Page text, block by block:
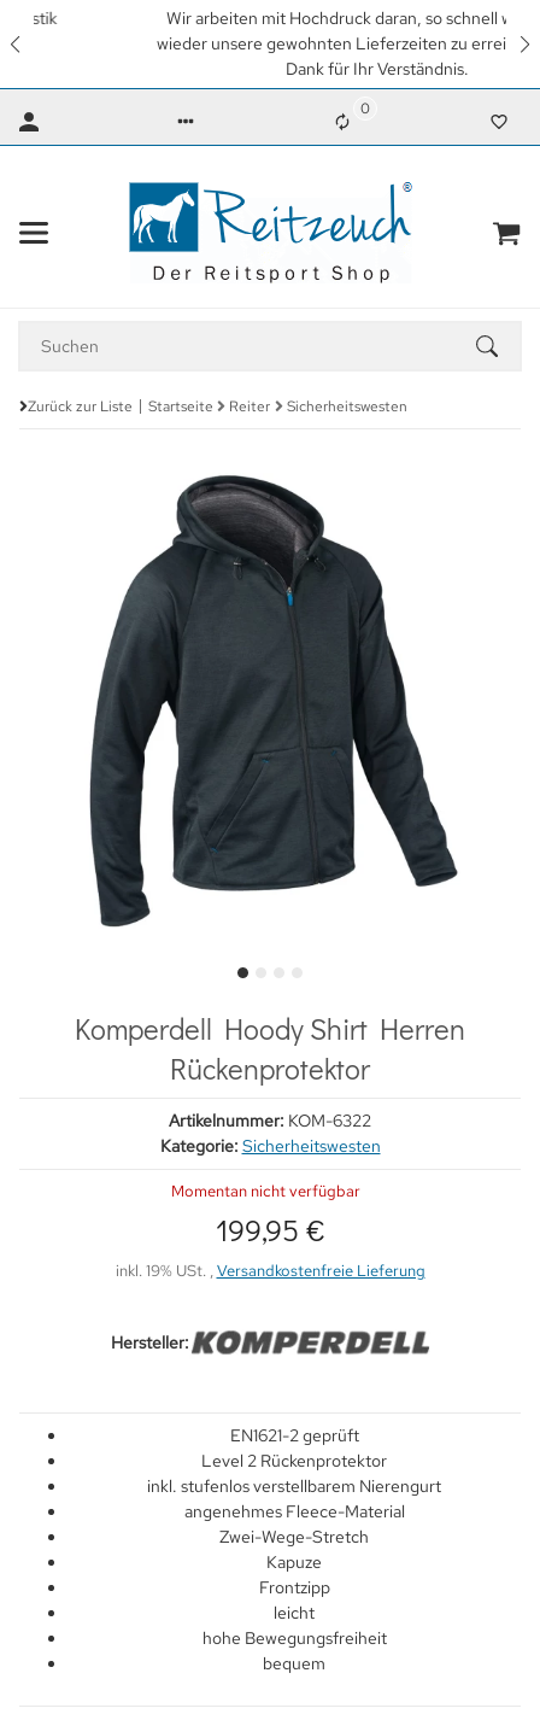
Wir arbeiten mit Hochdruck daran, so schnell wie möglich
wieder unsere gewohnten Lieferzeiten zu erreichen. Vielen
Dank für Ihr Verständnis.
0
Zurück zur Liste Startseite Reiter Sicherheitswesten
Komperdell Hoody Shirt Herren
Rückenprotektor
Artikelnummer: KOM-6322
Kategorie: Sicherheitswesten
Momentan nicht verfügbar
199,95 €
inkl. 19% USt. ,Versandkostenfreie Lieferung
Hersteller:
EN1621-2 geprüft
Level 2 Rückenprotektor
inkl. stufenlos verstellbarem Nierengurt
angenehmes Fleece-Material
Zwei-Wege-Stretch
Kapuze
Frontzipp
leicht
hohe Bewegungsfreiheit
bequem